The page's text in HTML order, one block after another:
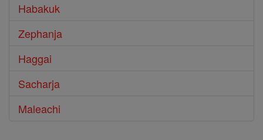
Habakuk
Zephanja
Haggai
Sacharja
Maleachi